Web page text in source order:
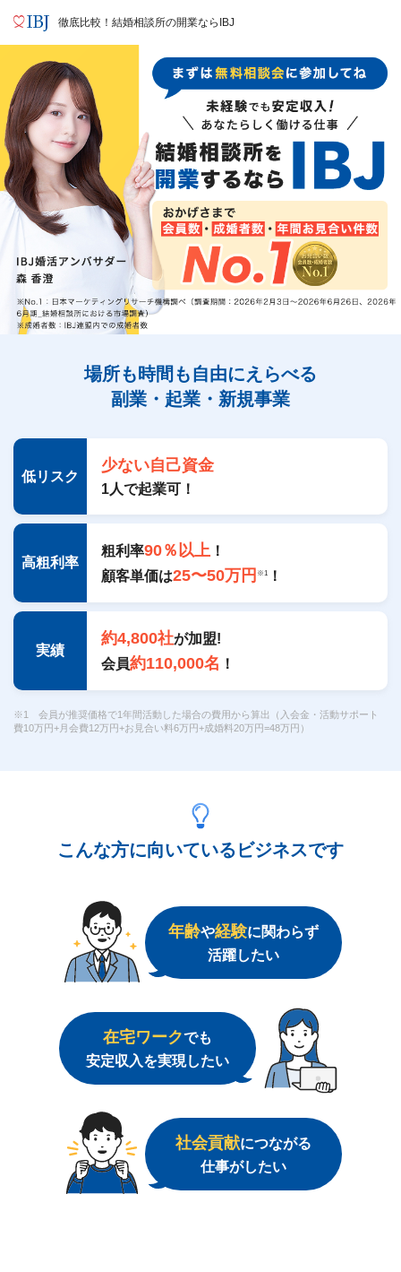
徹底比較！結婚相談所の開業ならIBJ
場所も時間も自由にえらべる
副業・起業・新規事業
低リスク
少ない自己資金
1人で起業可！
高粗利率
粗利率90％以上 ！
顧客単価は25〜50万円 ※1 ！
実績
約4,800社が加盟!
会員約110,000名 ！
※1 会員が推奨価格で1年間活動した場合の費用から算出（入会金・活動サポート
費10万円+月会費12万円+お見合い料6万円+成婚料20万円=48万円）
こんな方に向いているビジネスです
年齢や経験に関わらず
活躍したい
在宅ワークでも
安定収入を実現したい
社会貢献につながる
仕事がしたい